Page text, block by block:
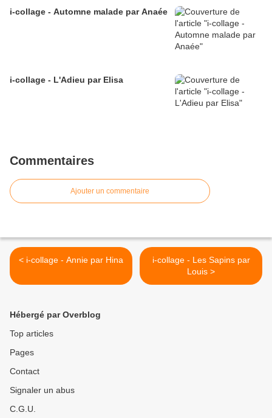
i-collage - Automne malade par Anaée
i-collage - L'Adieu par Elisa
Commentaires
Ajouter un commentaire
< i-collage - Annie par Hina
i-collage - Les Sapins par
Louis >
Hébergé par Overblog
Top articles
Pages
Contact
Signaler un abus
C.G.U.